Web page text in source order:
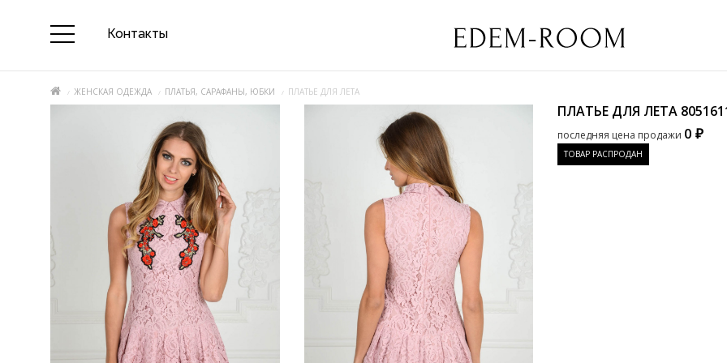
Контакты
ЖЕНСКАЯ ОДЕЖДА ПЛАТЬЯ, САРАФАНЫ, ЮБКИ ПЛАТЬЕ ДЛЯ ЛЕТА
ПЛАТЬЕ ДЛЯ ЛЕТА
последняя цена продажи 0 ₽
ТОВАР РАСПРОДАН